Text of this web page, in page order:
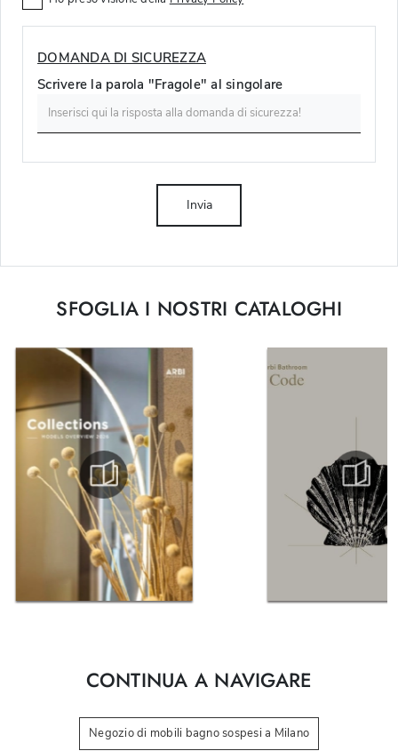
SFOGLIA I NOSTRI CATALOGHI
CONTINUA A NAVIGARE
Negozio di mobili bagno sospesi a Milano
DOMANDA DI SICUREZZA
Scrivere la parola "Fragole" al singolare
Invia